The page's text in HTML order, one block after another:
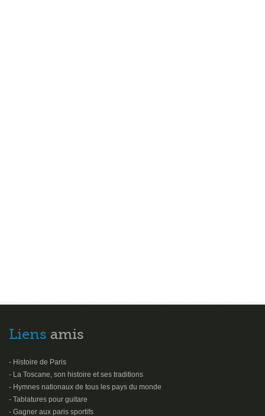
Liens amis
- Histoire de Paris
- La Toscane, son histoire et ses traditions
- Hymnes nationaux de tous les pays du monde
- Tablatures pour guitare
- Gagner aux paris sportifs